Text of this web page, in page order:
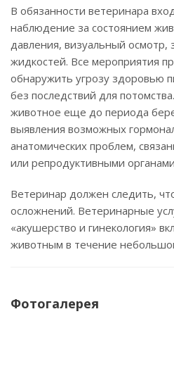
В обязанности ветеринара
наблюдение за состоянием
давления, визуальный осмотр,
жидкостей. Все мероприятия
обнаружить угрозу здоровью
без последствий для
животное еще до периода
выявления возможных
анатомических проблем,
или репродуктивными
Ветеринар должен следить,
осложнений. Ветеринарные
«акушерство и гинекология»
животным в течение
Фотогалерея